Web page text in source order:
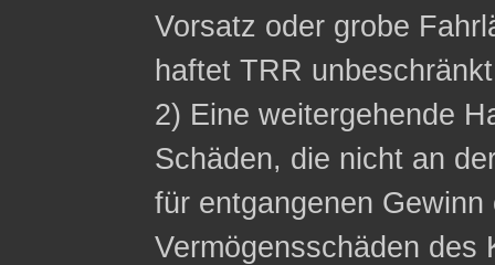
Vorsatz oder grobe
haftet TRR
2) Eine weitergehende
Schäden, die nicht an
für entgangenen Gewinn
Vermögensschäden des